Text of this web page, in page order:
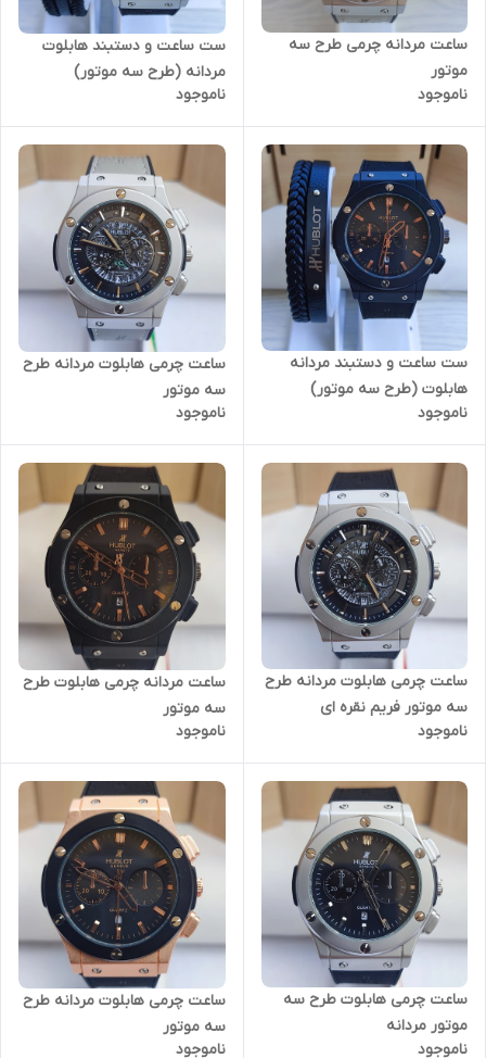
ساعت مردانه چرمی طرح سه
موتور
ناموجود
ست ساعت و دستبند هابلوت
مردانه (طرح سه موتور)
ناموجود
ست ساعت و دستبند مردانه
هابلوت (طرح سه موتور)
ناموجود
ساعت چرمی هابلوت مردانه طرح
سه موتور
ناموجود
ساعت چرمی هابلوت مردانه طرح
سه موتور فریم نقره ای
ناموجود
ساعت مردانه چرمی هابلوت طرح
سه موتور
ناموجود
ساعت چرمی هابلوت طرح سه
موتور مردانه
ناموجود
ساعت چرمی هابلوت مردانه طرح
سه موتور
ناموجود